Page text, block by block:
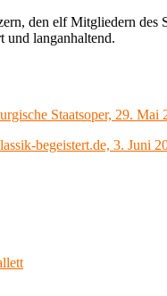
den elf Mitgliedern des
und langanhaltend.
Staatsoper, 29. Mai
begeistert.de, 3. Juni